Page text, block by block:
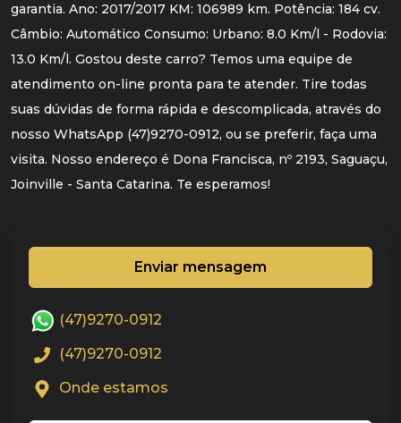
garantia. Ano: 2017/2017 KM: 106989 km. Potência: 184 cv.
Câmbio: Automático Consumo: Urbano: 8.0 Km/l - Rodovia:
13.0 Km/l. Gostou deste carro? Temos uma equipe de
atendimento on-line pronta para te atender. Tire todas
suas dúvidas de forma rápida e descomplicada, através do
nosso WhatsApp (47)9270-0912, ou se preferir, faça uma
visita. Nosso endereço é Dona Francisca, nº 2193, Saguaçu,
Joinville - Santa Catarina. Te esperamos!
Enviar mensagem
(47)9270-0912
(47)9270-0912
Onde estamos